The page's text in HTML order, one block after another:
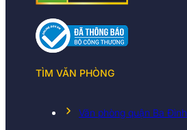
TÌM VĂN PHÒNG
Văn phòng quận Ba Đình